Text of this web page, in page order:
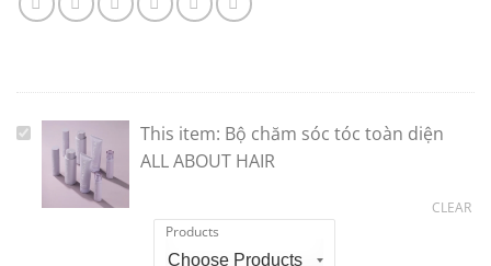
Bộ
This item: Bộ chăm sóc tóc toàn diện
ALL ABOUT HAIR
Products
CLEAR